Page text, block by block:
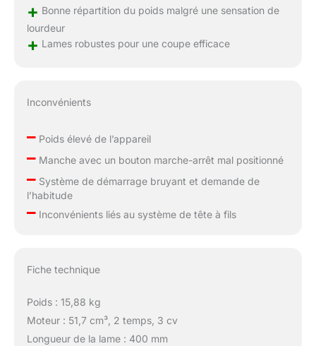
+ Bonne répartition du poids malgré une sensation de
lourdeur
+ Lames robustes pour une coupe efficace
Inconvénients
–Poids élevé de l’appareil
–Manche avec un bouton marche-arrêt mal positionné
–Système de démarrage bruyant et demande de
l’habitude
–Inconvénients liés au système de tête à fils
Fiche technique
Poids : 15,88 kg
Moteur : 51,7 cm³, 2 temps, 3 cv
Longueur de la lame : 400 mm